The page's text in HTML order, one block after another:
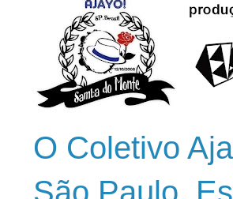
O Coletivo